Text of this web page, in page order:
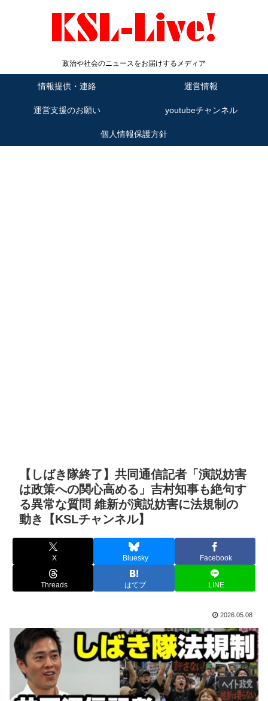
政治や社会のニュースをお届けするメディア
情報提供・連絡 運営情報
運営支援のお願い youtubeチャンネル
個人情報保護方針
【しばき隊終了】共同通信記者「演説妨害
は政策への関心高める」吉村知事も絶句す
る異常な質問 維新が演説妨害に法規制の
動き【KSLチャンネル】
X Bluesky Facebook
Threads はてブ LINE
2026.05.08